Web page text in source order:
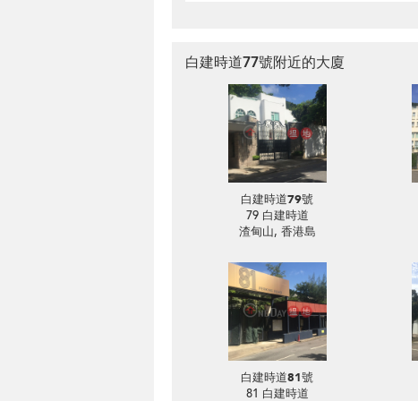
白建時道77號附近的大廈
白建時道79號
79 白建時道
渣甸山, 香港島
白建時道81號
81 白建時道